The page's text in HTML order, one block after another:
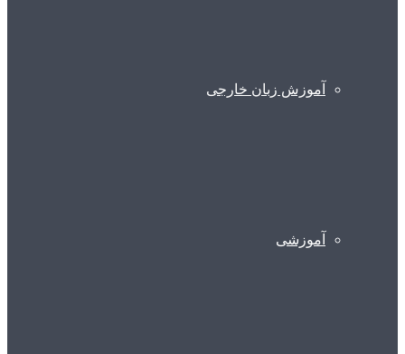
آموزش زبان خارجی
آموزشی